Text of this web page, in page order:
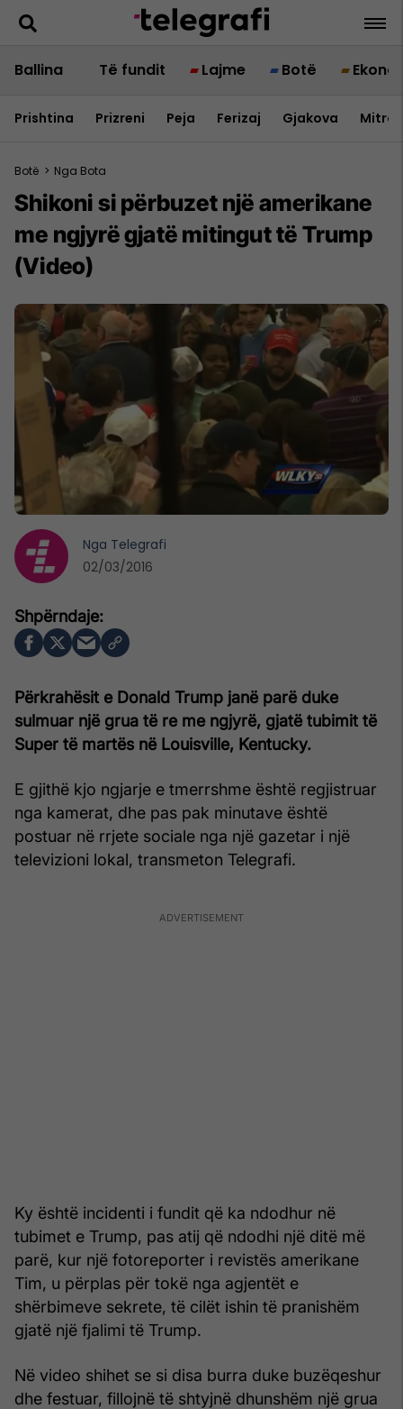
Ballina Të fundit Lajme Botë
Prishtina Prizreni Peja Ferizaj Gjakova
Botë > Nga Bota
Shikoni si përbuzet një amerikane
me ngjyrë gjatë mitingut të Trump
(Video)
Përkrahësit e Donald Trump janë parë duke
sulmuar një grua të re me ngjyrë, gjatë tubimit të
Super të martës në Louisville, Kentucky.
E gjithë kjo ngjarje e tmerrshme është regjistruar
nga kamerat, dhe pas pak minutave është
postuar në rrjete sociale nga një gazetar i një
televizioni lokal, transmeton Telegrafi.
Ky është incidenti i fundit që ka ndodhur në
tubimet e Trump, pas atij që ndodhi një ditë më
parë, kur një fotoreporter i revistës amerikane
Tim, u përplas për tokë nga agjentët e
shërbimeve sekrete, të cilët ishin të pranishëm
gjatë një fjalimi të Trump.
Në video shihet se si disa burra duke buzëqeshur
dhe festuar, fillojnë të shtyjnë dhunshëm një grua
Nga Telegrafi
02/03/2016